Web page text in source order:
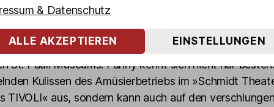
Fanny Funtastic ist Olivias Expertin für seriöse aber
Sie liebt »hohe Absätze und flache Witze«
bereits einen Namen als »Haus- und Hoftranse« des
St. Pauli Museums. Fanny kennt sich nicht nur
Kulissen des Amüsierbetriebs im »Schmidt
TIVOLI« aus, sondern kann auch auf den
& Datenschutz
ALLE AKZEPTIEREN EINSTELLUNGEN